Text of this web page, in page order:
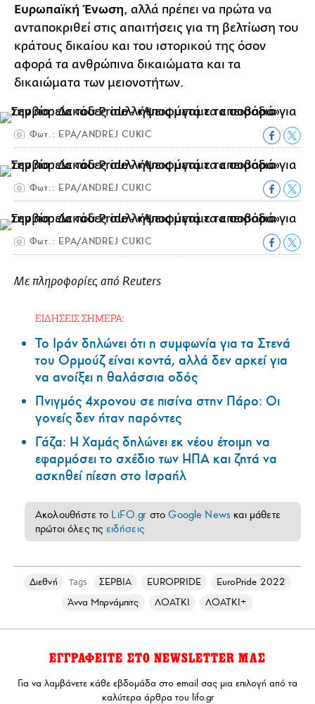
Ευρωπαϊκή Ένωση, αλλά πρέπει να πρώτα να
ανταποκριθεί στις απαιτήσεις για τη βελτίωση του
κράτους δικαίου και του ιστορικού της όσον
αφορά τα ανθρώπινα δικαιώματα και τα
δικαιώματα των μειονοτήτων.
Φωτ.: EPA/ANDREJ CUKIC
Φωτ.: EPA/ANDREJ CUKIC
Φωτ.: EPA/ANDREJ CUKIC
Με πληροφορίες από Reuters
ΕΙΔΗΣΕΙΣ ΣΗΜΕΡΑ:
Το Ιράν δηλώνει ότι η συμφωνία για τα Στενά
του Ορμούζ είναι κοντά, αλλά δεν αρκεί για
να ανοίξει η θαλάσσια οδός
Πνιγμός 4χρονου σε πισίνα στην Πάρο: Οι
γονείς δεν ήταν παρόντες
Γάζα: Η Χαμάς δηλώνει εκ νέου έτοιμη να
εφαρμόσει το σχέδιο των ΗΠΑ και ζητά να
ασκηθεί πίεση στο Ισραήλ
Ακολουθήστε το LiFO.gr στοGoogle News και μάθετε
πρώτοι όλες τις ειδήσεις
Διεθνή Tags ΣΕΡΒΙΑ EUROPRIDE
EuroPride 2022
Άννα Μπρνάμπιτς
ΛΟΑΤΚΙ ΛΟΑΤΚΙ+
ΕΓΓΡΑΦΕΙΤΕ ΣΤΟ NEWSLETTER ΜΑΣ
Για να λαμβάνετε κάθε εβδομάδα στο email σας μια επιλογή από τα
καλύτερα άρθρα του lifo.gr